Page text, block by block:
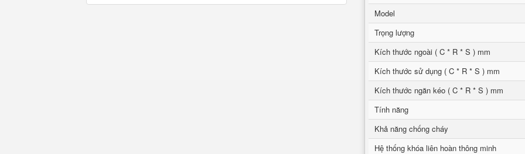
Model
Trọng lượng
Kích thước ngoài ( C * R * S ) mm
Kích thước sử dụng ( C * R * S ) mm
Kích thước ngăn kéo ( C * R * S ) mm
Tính năng
Khả năng chống cháy
Hệ thống khóa liên hoàn thông minh